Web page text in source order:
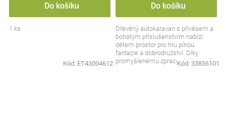
Do košíku
1 ks
Kód: ET43004612
Do košíku
Dřevěný autokaravan s přívěsem a
bohatým příslušenstvím nabízí
dětem prostor pro hru plnou
fantazie a dobrodružství. Díky
promyšlenému zpracování si malí
Kód: 33856101